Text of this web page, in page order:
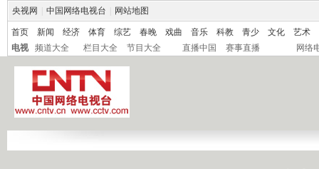
央视网 中国网络电视台 网站地图
首页 新闻 经济 体育 综艺 春晚 戏曲 音乐 科教 青少 文化
艺术
电视
频道大全 栏目大全 节目大全 直播中国 赛事直播 网络